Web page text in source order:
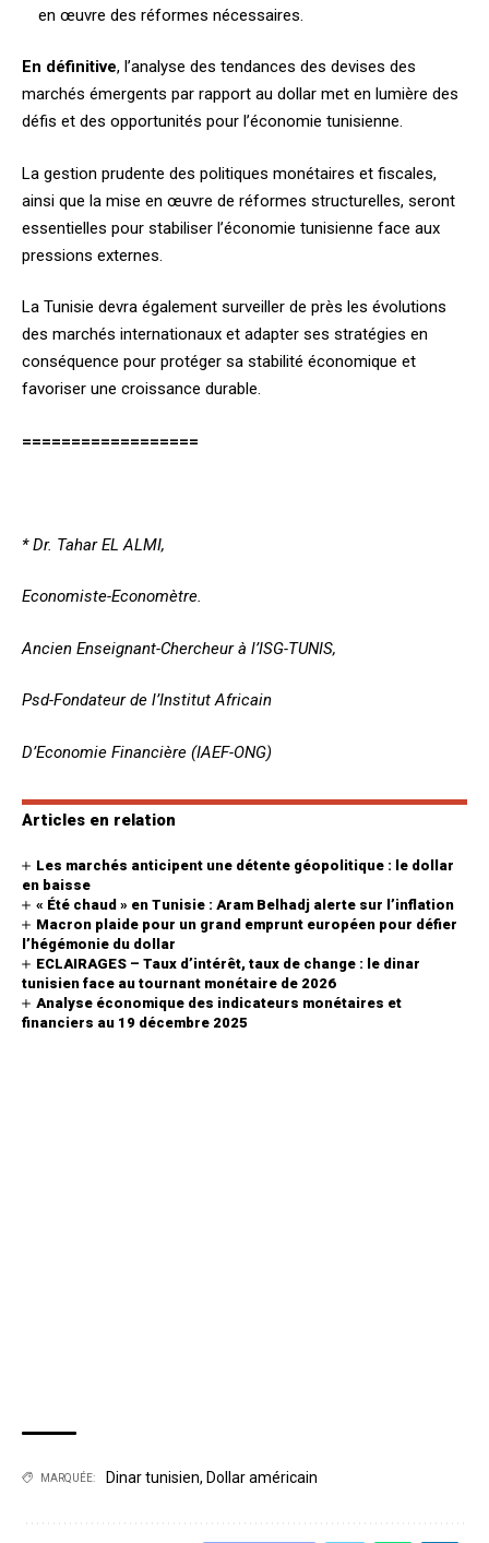
en œuvre des réformes nécessaires.
En définitive, l’analyse des tendances des devises des
marchés émergents par rapport au dollar met en lumière des
défis et des opportunités pour l’économie tunisienne.
La gestion prudente des politiques monétaires et fiscales,
ainsi que la mise en œuvre de réformes structurelles, seront
essentielles pour stabiliser l’économie tunisienne face aux
pressions externes.
La Tunisie devra également surveiller de près les évolutions
des marchés internationaux et adapter ses stratégies en
conséquence pour protéger sa stabilité économique et
favoriser une croissance durable.
==================
* Dr. Tahar EL ALMI,
Economiste-Economètre.
Ancien Enseignant-Chercheur à l’ISG-TUNIS,
Psd-Fondateur de l’Institut Africain
D’Economie Financière (IAEF-ONG)
Articles en relation
Les marchés anticipent une détente géopolitique : le dollar
en baisse
« Été chaud » en Tunisie : Aram Belhadj alerte sur l’inflation
Macron plaide pour un grand emprunt européen pour défier
l’hégémonie du dollar
ECLAIRAGES – Taux d’intérêt, taux de change : le dinar
tunisien face au tournant monétaire de 2026
Analyse économique des indicateurs monétaires et
financiers au 19 décembre 2025
MARQUÉE: Dinar tunisien, Dollar américain